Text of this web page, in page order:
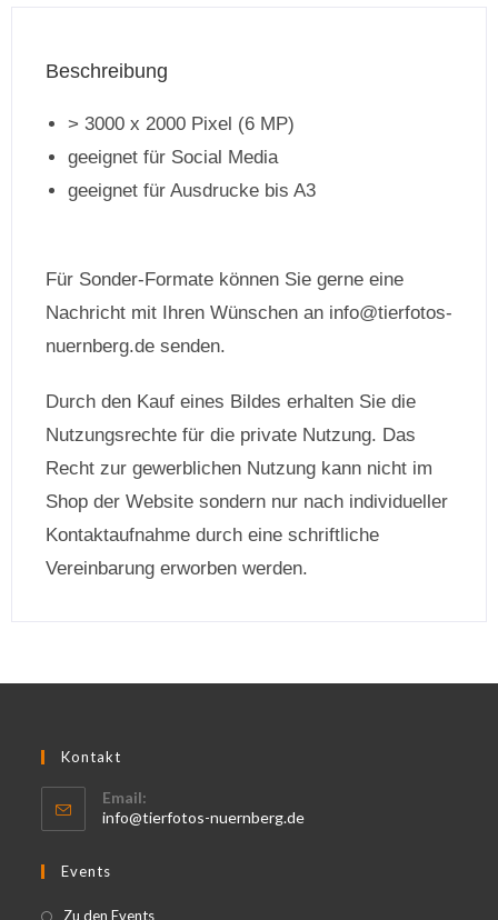
Beschreibung
> 3000 x 2000 Pixel (6 MP)
geeignet für Social Media
geeignet für Ausdrucke bis A3
Für Sonder-Formate können Sie gerne eine
Nachricht mit Ihren Wünschen an info@tierfotos-
nuernberg.de senden.
Durch den Kauf eines Bildes erhalten Sie die
Nutzungsrechte für die private Nutzung. Das
Recht zur gewerblichen Nutzung kann nicht im
Shop der Website sondern nur nach individueller
Kontaktaufnahme durch eine schriftliche
Vereinbarung erworben werden.
Kontakt
Email:
info@tierfotos-nuernberg.de
Events
Zu den Events